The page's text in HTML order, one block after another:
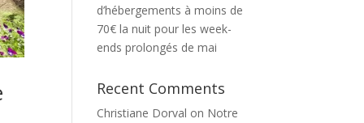
d’hébergements à moins de
70€ la nuit pour les week-
ends prolongés de mai
Recent Comments
Christiane Dorval on Notre